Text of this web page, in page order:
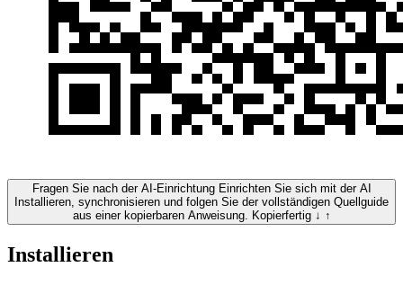
Fragen Sie nach der AI-Einrichtung Einrichten Sie sich mit der AI
Installieren, synchronisieren und folgen Sie der vollständigen Quellguide
aus einer kopierbaren Anweisung. Kopierfertig ↓ ↑
Installieren